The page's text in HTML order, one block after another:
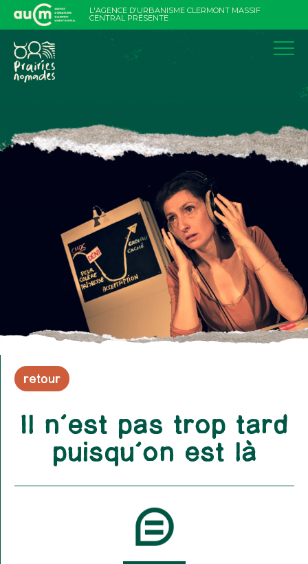
L'AGENCE D'URBANISME CLERMONT MASSIF
CENTRAL PRÉSENTE
contenu
retour
Il n’est pas trop tard
puisqu’on est là